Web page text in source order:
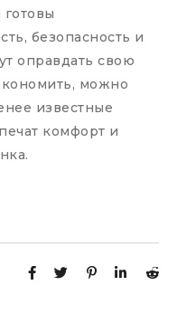
безопасность и
оправдать свою
можно
известные
комфорт и